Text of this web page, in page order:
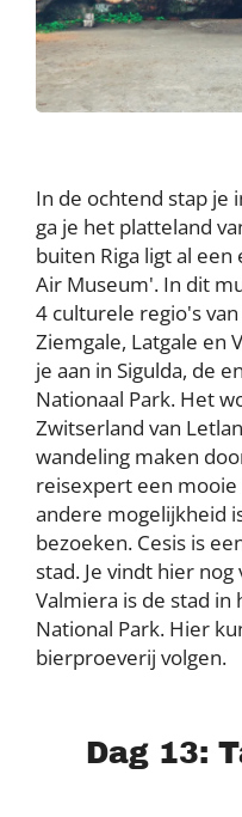
In de ochtend stap je
ga je het platteland
buiten Riga ligt al
Air Museum'. In dit
4 culturele regio's
Ziemgale, Latgale en
je aan in Sigulda, de
Nationaal Park. Het
Zwitserland van
wandeling maken
reisexpert een
andere mogelijkheid
bezoeken. Cesis is
stad. Je vindt hier
Valmiera is de stad in
National Park. Hier
bierproeverij volgen.
Dag 13: